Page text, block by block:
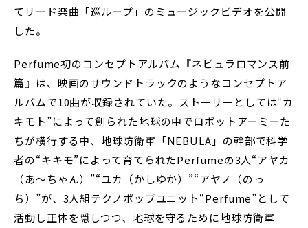
てリード楽曲「巡ループ」のミュージックビデオを公開
した。
Perfume初のコンセプトアルバム『ネビュラロマンス前
篇』は、映画のサウンドトラックのようなコンセプトア
ルバムで10曲が収録されていた。ストーリーとしては“カ
キモト”によって創られた地球の中でロボットアーミーた
ちが横行する中、地球防衛軍「NEBULA」の幹部で科学
者の“キキモ”によって育てられたPerfumeの3人“アヤカ
（あ～ちゃん）”“ユカ（かしゆか）”“アヤノ（のっ
ち）”が、3人組テクノポップユニット“Perfume”として
活動し正体を隠しつつ、地球を守るために地球防衛軍